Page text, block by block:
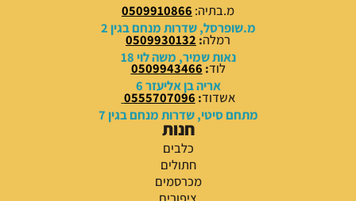
מ.בתיה: 0509910866
מ.שופרסל, שדרות מנחם בגין 2
רמלה:
0509930132
נאות שמיר, משה לוי 18
לוד:
0509943466
אריה בן אליעזר 6
אשדוד:
0555707096
מתחם סיטי, שדרות מנחם בגין 7
חנות
כלבים
חתולים
מכרסמים